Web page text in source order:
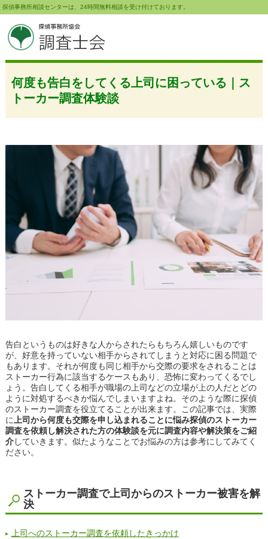
何度も告白をしてくる上司に困っている｜ス
トーカー調査体験談
告白というものは好きな人からされたらもちろん嬉しいものです
が、好意を持っていない相手からされてしまうと対応に困る問題で
もあります。それが何度も同じ相手から交際の要求をされることは
ストーカー行為に該当するケースもあり、恐怖に変わってくるでし
ょう。告白してくる相手が職場の上司などの立場が上の人だとどの
ように対処するべきか悩んでしまいますよね。そのような際に探偵
のストーカー調査を役立てることが出来ます。この記事では、実際
に上司から何度も交際を申し込まれることに悩み探偵のストーカー
調査を依頼し解決された方の体験談を元に調査内容や解決策をご紹
介していきます。似たようなことでお悩みの方は参考にしてみてく
ださい。
ストーカー調査で上司からのストーカー被害を解
決
上司へのストーカー調査を依頼したきっかけ
探偵事務所相談センターは、24時間無料相談を受け付けております。